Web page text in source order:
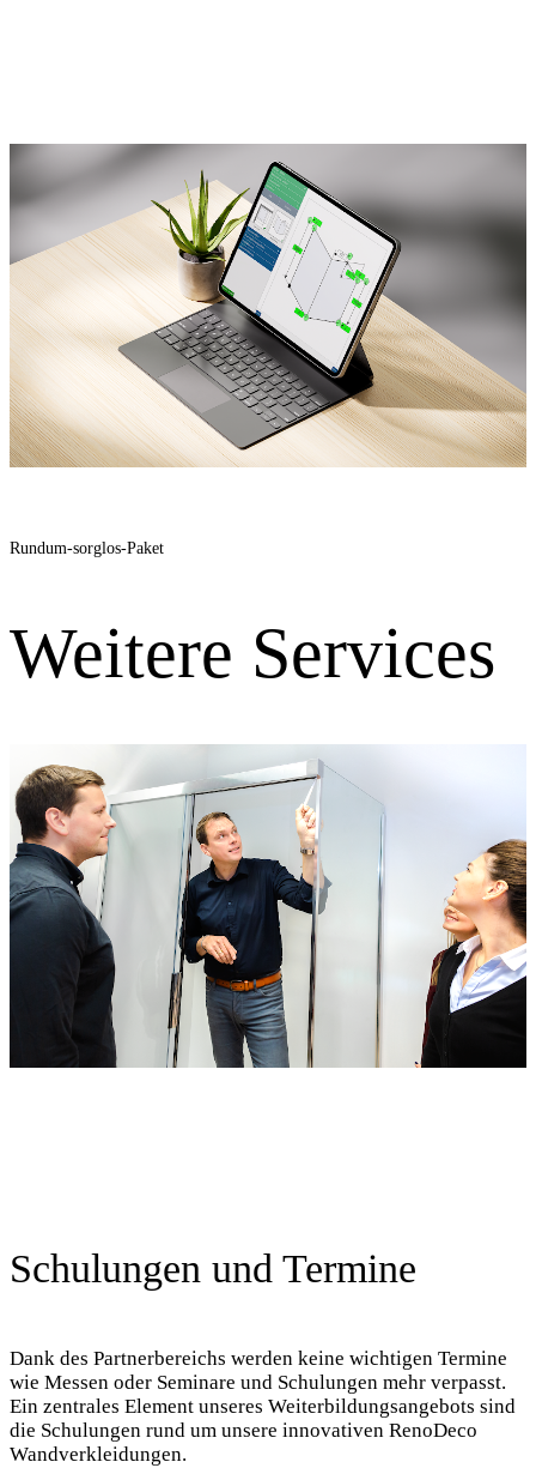
Rundum-sorglos-Paket
Weitere Services
Schulungen und Termine
Dank des Partnerbereichs werden keine wichtigen Termine
wie Messen oder Seminare und Schulungen mehr verpasst.
Ein zentrales Element unseres Weiterbildungsangebots sind
die Schulungen rund um unsere innovativen RenoDeco
Wandverkleidungen.